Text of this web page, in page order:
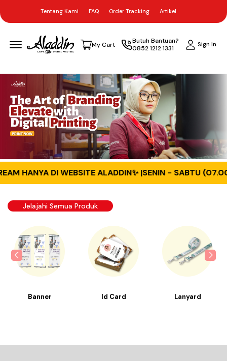
Tentang Kami FAQ Order Tracking Artikel
Menu Open
My Cart
Butuh Bantuan?
0852 1212 1331
Sign In
DI WEBSITE ALADDIN✨ |SENIN - SABTU (07.00 - 22.00)
Jelajahi Semua Produk
Banner Id Card Lanyard